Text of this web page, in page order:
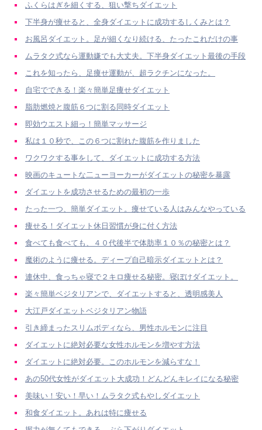
ふくらはぎを細くする、狙い撃ちダイエット
下半身が痩せると、全身ダイエットに成功するしくみとは？
お風呂ダイエット。足が細くなり続ける、たったこれだけの事
ムラタク式なら運動嫌でも大丈夫。下半身ダイエット最後の手段
これを知ったら、足痩せ運動が、超ラクチンになった。
自宅でできる！楽々簡単足痩せダイエット
脂肪燃焼と腹筋６つに割る同時ダイエット
即効ウエスト細っ！簡単マッサージ
私は１０秒で、この６つに割れた腹筋を作りました
ワクワクする事をして、ダイエットに成功する方法
映画のキュートな二ューヨーカーがダイエットの秘密を暴露
ダイエットを成功させるための最初の一歩
たった一つ、簡単ダイエット。痩せている人はみんなやっている
痩せる！ダイエット休日習慣が身に付く方法
食べても食べても、４０代後半で体肪率１０％の秘密とは？
魔術のように痩せる。ディープ自己暗示ダイエットとは？
連休中、食っちゃ寝で２キロ痩せる秘密。寝ぼけダイエット。
楽々簡単ベジタリアンで、ダイエットすると、透明感美人
大江戸ダイエットベジタリアン物語
引き締まったスリムボディなら、男性ホルモンに注目
ダイエットに絶対必要な女性ホルモンを増やす方法
ダイエットに絶対必要。このホルモンを減らすな！
あの50代女性がダイエット大成功！どんどんキレイになる秘密
美味い！安い！早い！ムラタク式もやしダイエット
和食ダイエット。あれは特に痩せる